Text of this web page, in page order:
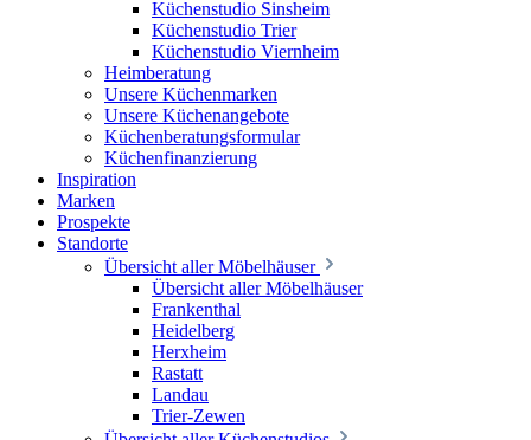
Küchenstudio Sinsheim
Küchenstudio Trier
Küchenstudio Viernheim
Heimberatung
Unsere Küchenmarken
Unsere Küchenangebote
Küchenberatungsformular
Küchenfinanzierung
Inspiration
Marken
Prospekte
Standorte
Übersicht aller Möbelhäuser
Übersicht aller Möbelhäuser
Frankenthal
Heidelberg
Herxheim
Rastatt
Landau
Trier-Zewen